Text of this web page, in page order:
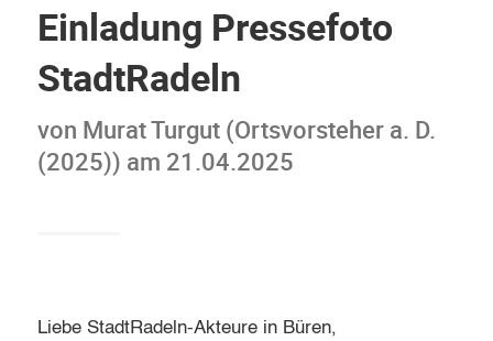
Einladung Pressefoto
StadtRadeln
von Murat Turgut (Ortsvorsteher a. D.
(2025)) am 21.04.2025
Liebe StadtRadeln-Akteure in Büren,